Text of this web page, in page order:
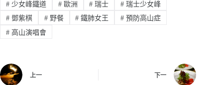
#少女峰鐵道 #歐洲 # 瑞士 # 瑞士少女峰
#鄧紫棋 #野餐 # 鐵肺女王 # 預防高山症
#高山演唱會
上一 下一